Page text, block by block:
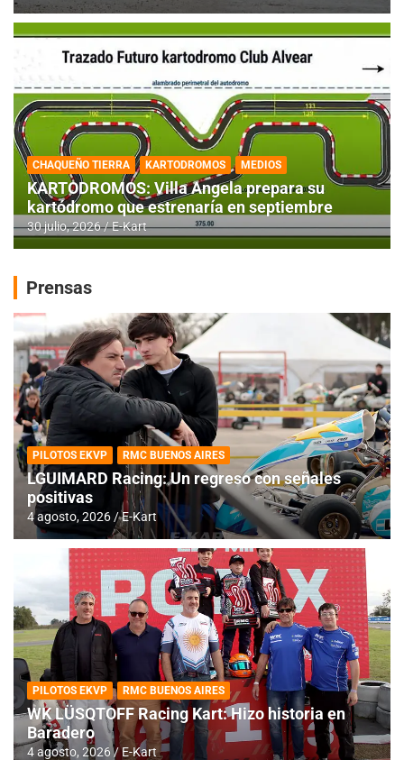
CHAQUEÑO TIERRA KARTODROMOS MEDIOS
KARTODROMOS: Villa Angela prepara su
kartódromo que estrenaría en septiembre
30 julio, 2026 E-Kart
Prensas
PILOTOS EKVP RMC BUENOS AIRES
LGUIMARD Racing: Un regreso con señales
positivas
4 agosto, 2026 E-Kart
PILOTOS EKVP RMC BUENOS AIRES
WK LÜSQTOFF Racing Kart: Hizo historia en
Baradero
4 agosto, 2026 E-Kart